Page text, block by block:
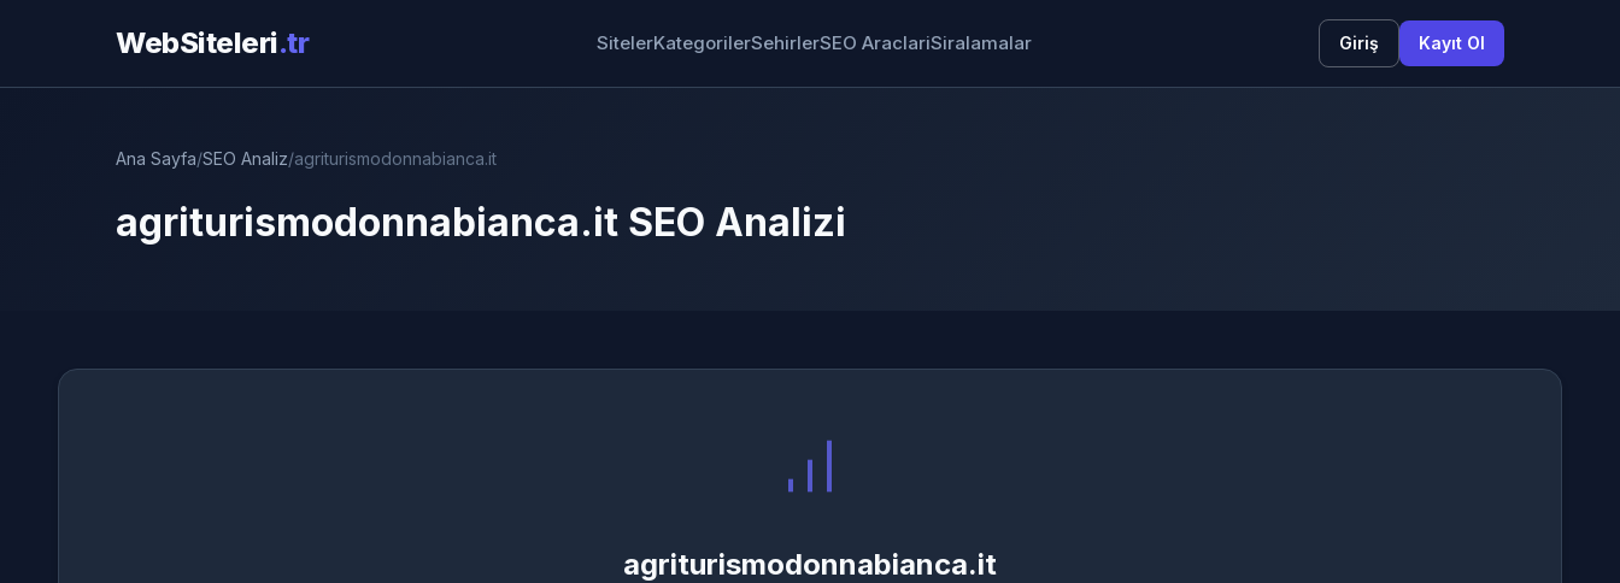
WebSiteleri.tr SitelerKategorilerSehirlerSEO AraclariSiralamalar Giriş Kayıt Ol
Ana Sayfa/SEO Analiz/agriturismodonnabianca.it
agriturismodonnabianca.it SEO Analizi
agriturismodonnabianca.it